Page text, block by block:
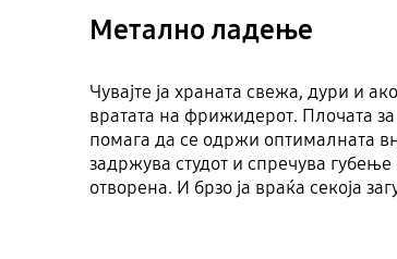
Метално ладење
Чувајте ја храната свежа, дури и
вратата на фрижидерот. Плочата
помага да се одржи оптималната
задржува студот и спречува
отворена. И брзо ја враќа секоја